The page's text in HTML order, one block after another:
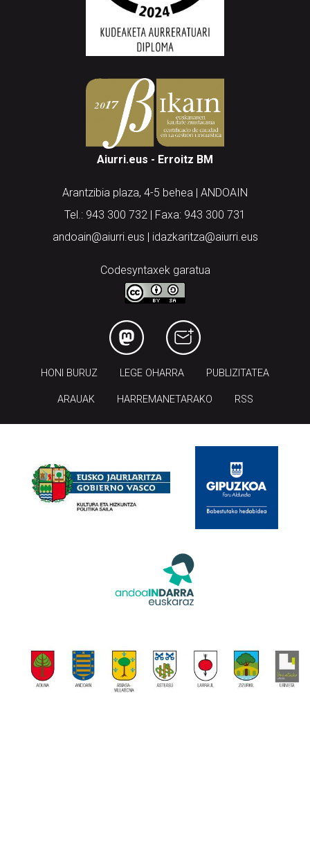
Aiurri.eus - Erroitz BM
Arantzibia plaza, 4-5 behea | ANDOAIN
Tel.: 943 300 732 | Faxa: 943 300 731
andoain@aiurri.eus | idazkaritza@aiurri.eus
Codesyntaxek garatua
HONI BURUZ LEGE OHARRA PUBLIZITATEA
ARAUAK HARREMANETARAKO RSS